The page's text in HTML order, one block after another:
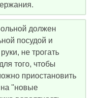
должен
посудой и
не трогать
того, чтобы
приостановить
на "новые